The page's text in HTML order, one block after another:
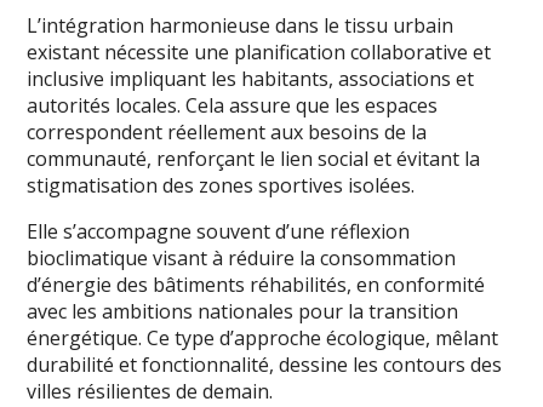
L’intégration harmonieuse dans le tissu urbain
existant nécessite une planification collaborative et
inclusive impliquant les habitants, associations et
autorités locales. Cela assure que les espaces
correspondent réellement aux besoins de la
communauté, renforçant le lien social et évitant la
stigmatisation des zones sportives isolées.
Elle s’accompagne souvent d’une réflexion
bioclimatique visant à réduire la consommation
d’énergie des bâtiments réhabilités, en conformité
avec les ambitions nationales pour la transition
énergétique. Ce type d’approche écologique, mêlant
durabilité et fonctionnalité, dessine les contours des
villes résilientes de demain.